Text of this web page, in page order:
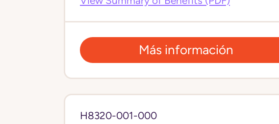
Más información
H8320-001-000